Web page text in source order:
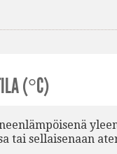
(°C)
tai sellaisenaan